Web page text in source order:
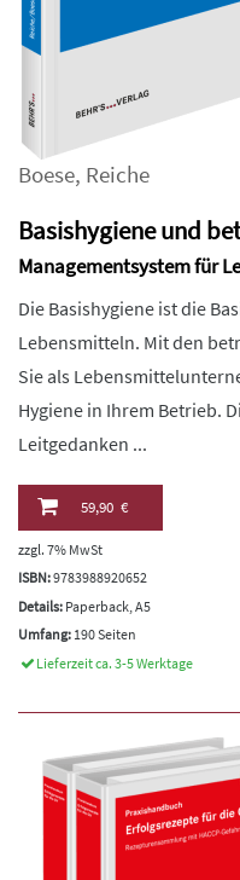
Boese, Reiche
Basishygiene und
Managementsystem für
Die Basishygiene ist die
Lebensmitteln. Mit den
Sie als
Hygiene in Ihrem Betrieb.
Leitgedanken ...
59,90 €
zzgl. 7% MwSt
ISBN:9783988920652
Details: Paperback, A5
Umfang: 190 Seiten
Lieferzeit ca. 3-5 Werktage